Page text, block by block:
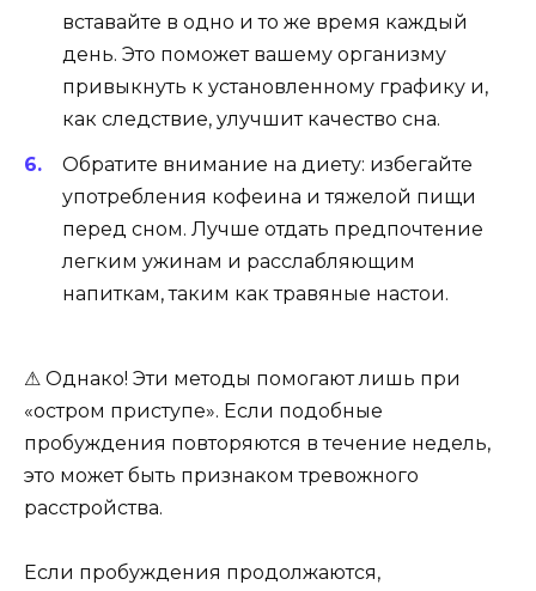
вставайте в одно и то же время каждый
день. Это поможет вашему организму
привыкнуть к установленному графику и,
как следствие, улучшит качество сна.
Обратите внимание на диету: избегайте
употребления кофеина и тяжелой пищи
перед сном. Лучше отдать предпочтение
легким ужинам и расслабляющим
напиткам, таким как травяные настои.
⚠ Однако! Эти методы помогают лишь при
«остром приступе». Если подобные
пробуждения повторяются в течение недель,
это может быть признаком тревожного
расстройства.
Если пробуждения продолжаются,